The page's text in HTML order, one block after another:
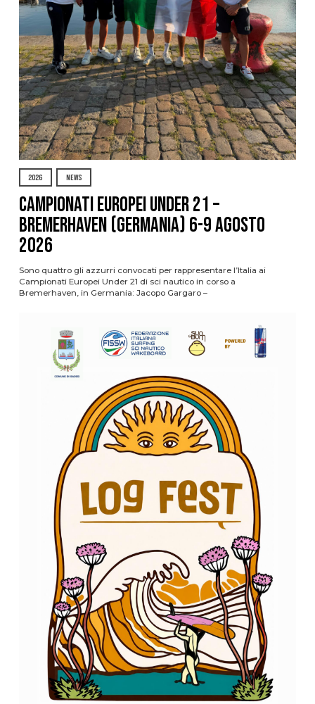
2026 NEWS
Campionati Europei Under 21 –
Bremerhaven (Germania) 6-9 agosto
2026
Sono quattro gli azzurri convocati per rappresentare l’Italia ai
Campionati Europei Under 21 di sci nautico in corso a
Bremerhaven, in Germania: Jacopo Gargaro –